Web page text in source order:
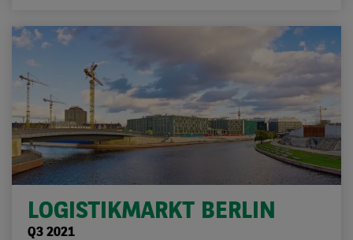
LOGISTIKMARKT BERLIN
Q3 2021